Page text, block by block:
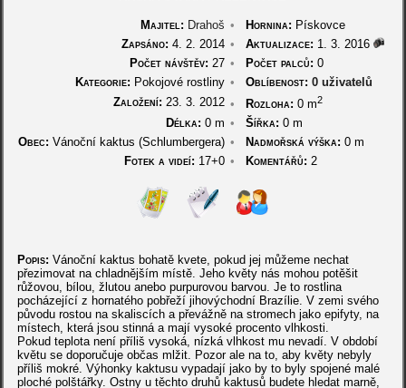
Majitel: Drahoš • Hornina: Pískovce
Zapsáno: 4. 2. 2014 • Aktualizace: 1. 3. 2016
Počet návštěv: 27 • Počet palců: 0
Kategorie: Pokojové rostliny • Oblíbenost: 0 uživatelů
Založení: 23. 3. 2012 • Rozloha: 0 m2
Délka: 0 m • Šířka: 0 m
Obec: Vánoční kaktus (Schlumbergera) • Nadmořská výška: 0 m
Fotek a videí: 17+0 • Komentářů: 2
Popis: Vánoční kaktus bohatě kvete, pokud jej můžeme nechat
přezimovat na chladnějším místě. Jeho květy nás mohou potěšit
růžovou, bílou, žlutou anebo purpurovou barvou. Je to rostlina
pocházející z hornatého pobřeží jihovýchodní Brazílie. V zemi svého
původu rostou na skaliscích a převážně na stromech jako epifyty, na
místech, která jsou stinná a mají vysoké procento vlhkosti.
Pokud teplota není příliš vysoká, nízká vlhkost mu nevadí. V období
květu se doporučuje občas mlžit. Pozor ale na to, aby květy nebyly
příliš mokré. Výhonky kaktusu vypadají jako by to byly spojené malé
ploché polštářky. Ostny u těchto druhů kaktusů budete hledat marně,